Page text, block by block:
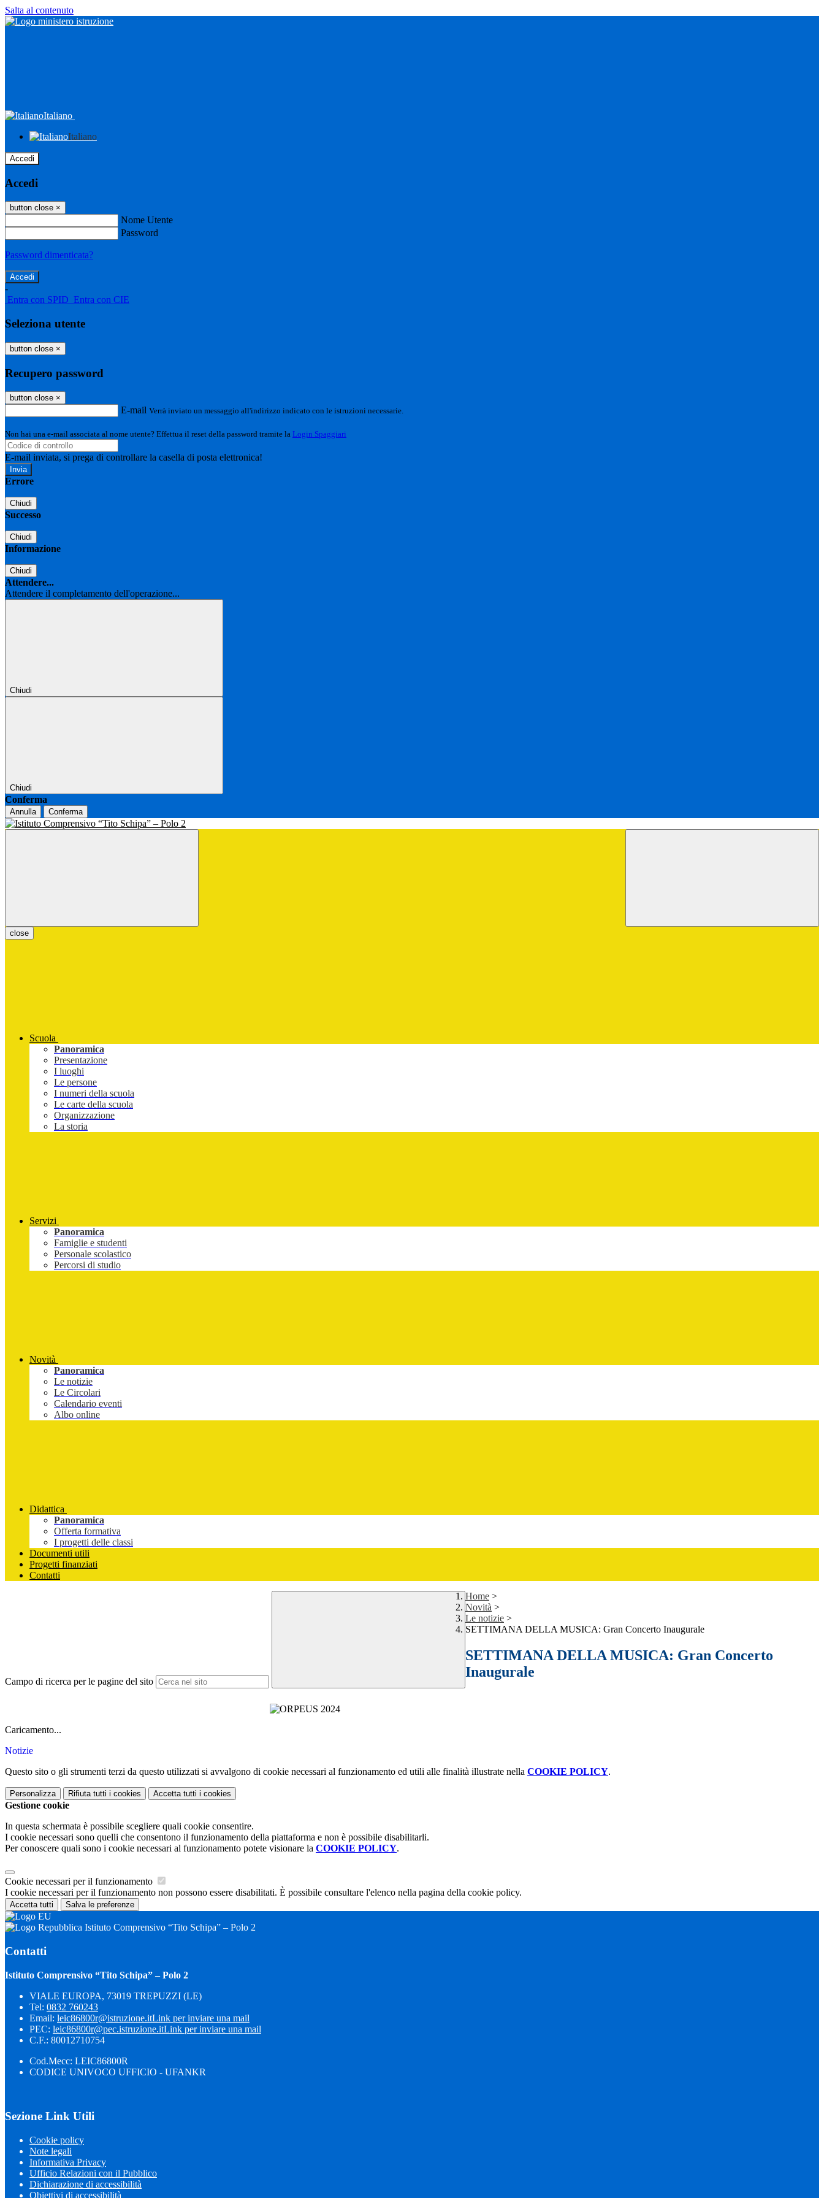
Salta al contenuto
Italiano
Italiano
Accedi
Accedi
button close ×
Nome Utente
Password
Password dimenticata?
-
Entra con SPID Entra con CIE
Seleziona utente
button close ×
Recupero password
button close ×
E-mail Verrà inviato un messaggio all'indirizzo indicato con le istruzioni necessarie.
Non hai una e-mail associata al nome utente? Effettua il reset della password tramite la Login Spaggiari
E-mail inviata, si prega di controllare la casella di posta elettronica!
Errore
Chiudi
Successo
Chiudi
Informazione
Chiudi
Attendere...
Attendere il completamento dell'operazione...
Chiudi
Chiudi
Conferma
Annulla Conferma
close
Scuola
Panoramica
Presentazione
I luoghi
Le persone
I numeri della scuola
Le carte della scuola
Organizzazione
La storia
Servizi
Panoramica
Famiglie e studenti
Personale scolastico
Percorsi di studio
Novità
Panoramica
Le notizie
Le Circolari
Calendario eventi
Albo online
Didattica
Panoramica
Offerta formativa
I progetti delle classi
Documenti utili
Progetti finanziati
Contatti
Campo di ricerca per le pagine del sito
Home >
Novità >
Le notizie >
SETTIMANA DELLA MUSICA: Gran Concerto Inaugurale
SETTIMANA DELLA MUSICA: Gran Concerto
Inaugurale
Caricamento...
Notizie
Questo sito o gli strumenti terzi da questo utilizzati si avvalgono di cookie necessari al funzionamento ed utili alle finalità illustrate nella COOKIE POLICY.
Personalizza Rifiuta tutti i cookies Accetta tutti i cookies
Gestione cookie
In questa schermata è possibile scegliere quali cookie consentire.
I cookie necessari sono quelli che consentono il funzionamento della piattaforma e non è possibile disabilitarli.
Per conoscere quali sono i cookie necessari al funzionamento potete visionare la COOKIE POLICY.
Cookie necessari per il funzionamento
I cookie necessari per il funzionamento non possono essere disabilitati. È possibile consultare l'elenco nella pagina della cookie policy.
Accetta tutti Salva le preferenze
Istituto Comprensivo “Tito Schipa” – Polo 2
Contatti
Istituto Comprensivo “Tito Schipa” – Polo 2
VIALE EUROPA, 73019 TREPUZZI (LE)
Tel: 0832 760243
Email: leic86800r@istruzione.itLink per inviare una mail
PEC: leic86800r@pec.istruzione.itLink per inviare una mail
C.F.: 80012710754
Cod.Mecc: LEIC86800R
CODICE UNIVOCO UFFICIO - UFANKR
Sezione Link Utili
Cookie policy
Note legali
Informativa Privacy
Ufficio Relazioni con il Pubblico
Dichiarazione di accessibilità
Obiettivi di accessibilità